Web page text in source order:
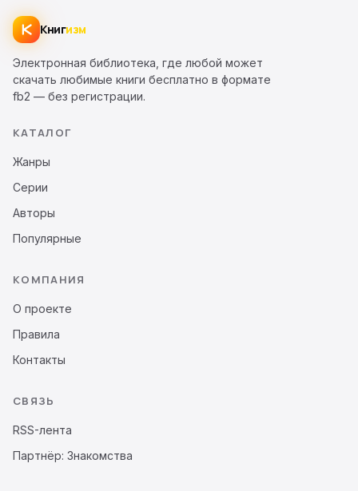
Книгизм
Электронная библиотека, где любой может
скачать любимые книги бесплатно в формате
fb2 — без регистрации.
КАТАЛОГ
Жанры
Серии
Авторы
Популярные
КОМПАНИЯ
О проекте
Правила
Контакты
СВЯЗЬ
RSS-лента
Партнёр: Знакомства